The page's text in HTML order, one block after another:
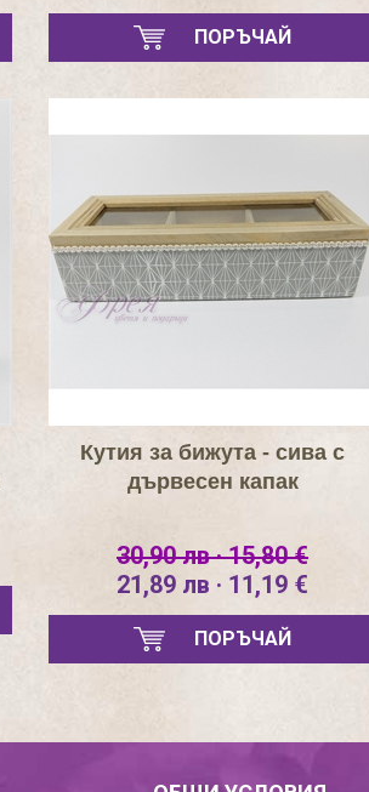
ПОРЪЧАЙ
Кутия за бижута - сива с
дървесен капак
30,90 лв · 15,80 €
21,89 лв · 11,19 €
ПОРЪЧАЙ